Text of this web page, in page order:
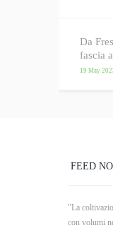
Da
fascia
19 May
FEED
"La
con volumi